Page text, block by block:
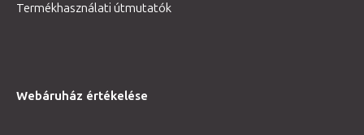
Termékhasználati útmutatók
Webáruház értékelése